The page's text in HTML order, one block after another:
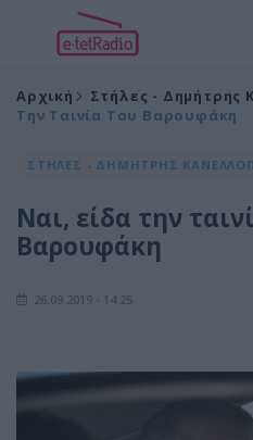
Αρχική Στήλες - Δημήτρης
Την Ταινία Του Βαρουφάκη
ΣΤΗΛΕΣ - ΔΗΜΗΤΡΗΣ
Ναι, είδα την
Βαρουφάκη
26.09.2019 - 14:25